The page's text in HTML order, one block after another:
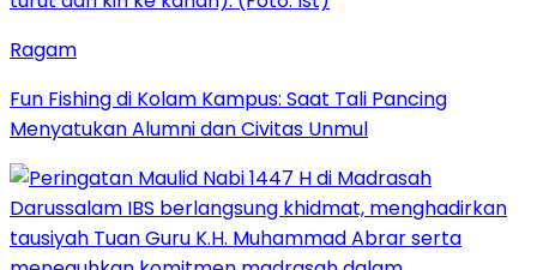
Ragam
Fun Fishing di Kolam Kampus: Saat Tali Pancing
Menyatukan Alumni dan Civitas Unmul